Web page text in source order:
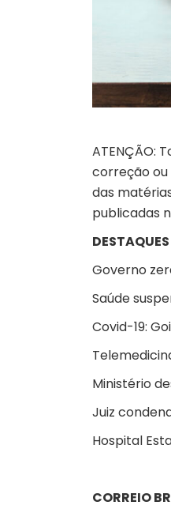
ATENÇÃO:
correção ou
das
publicadas
DESTAQUES
Governo
Saúde
Covid-19:
Ministério
Juiz
Hospital
CORREIO